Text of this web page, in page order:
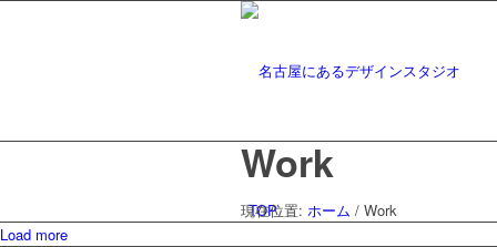
TOP
Work
現在位置: ホーム / Work
Load more